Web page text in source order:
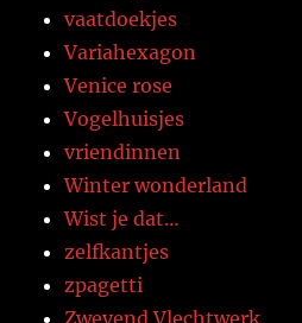
vaatdoekjes
Variahexagon
Venice rose
Vogelhuisjes
vriendinnen
Winter wonderland
Wist je dat…
zelfkantjes
zpagetti